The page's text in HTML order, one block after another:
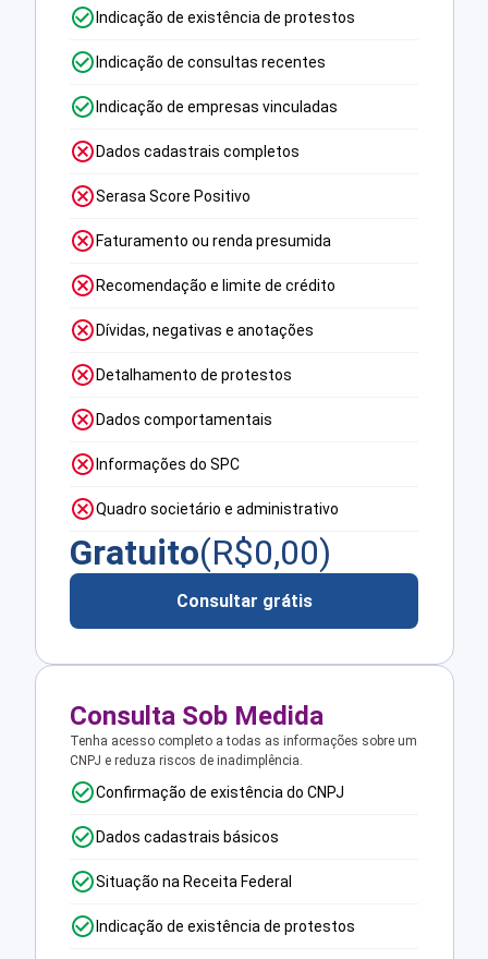
Indicação de existência de protestos
Indicação de consultas recentes
Indicação de empresas vinculadas
Dados cadastrais completos
Serasa Score Positivo
Faturamento ou renda presumida
Recomendação e limite de crédito
Dívidas, negativas e anotações
Detalhamento de protestos
Dados comportamentais
Informações do SPC
Quadro societário e administrativo
Gratuito(R$0,00)
Consultar grátis
Consulta Sob Medida
Tenha acesso completo a todas as informações sobre um
CNPJ e reduza riscos de inadimplência.
Confirmação de existência do CNPJ
Dados cadastrais básicos
Situação na Receita Federal
Indicação de existência de protestos